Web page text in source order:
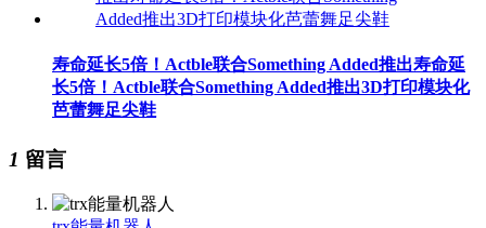
寿命延长5倍！Actble联合Something Added推出寿命延
长5倍！Actble联合Something Added推出3D打印模块化
芭蕾舞足尖鞋
1 留言